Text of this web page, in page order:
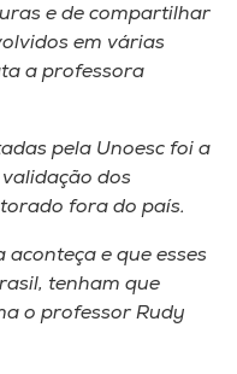
e de compartilhar
em várias
a professora
pela Unoesc foi a
dos
fora do país.
e que esses
tenham que
o professor Rudy